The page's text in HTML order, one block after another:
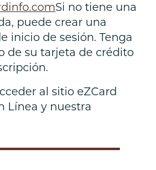
Si no tiene una
puede crear una
inicio de sesión. Tenga
de su tarjeta de crédito
al sitio eZCard
Línea y nuestra